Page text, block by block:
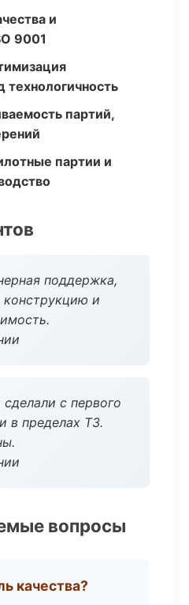
и
9001
технологичность
партий,
партии и
поддержка,
и
с первого
в пределах ТЗ.
вопросы
качества?